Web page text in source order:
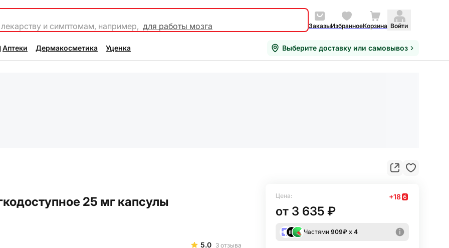
и симптомам, например, для работы мозга ЗаказыИзбранноеКорзина Войти
Аптеки Дермакосметика Уценка Выберите доставку или самовывоз
25 мг капсулы
5.0 3 отзыва
Цена: +18
от 3 635 ₽
Частями 909₽ х 4